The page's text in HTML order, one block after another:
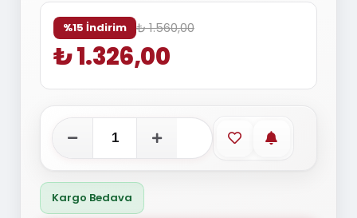
%15 İndirim ₺ 1.560,00
₺ 1.326,00
Favorilere ekle
Stoğa
Kargo Bedava